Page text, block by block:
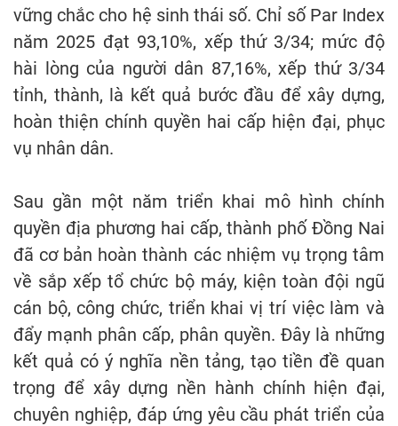
vững chắc cho hệ sinh thái số. Chỉ số Par Index
năm 2025 đạt 93,10%, xếp thứ 3/34; mức độ
hài lòng của người dân 87,16%, xếp thứ 3/34
tỉnh, thành, là kết quả bước đầu để xây dựng,
hoàn thiện chính quyền hai cấp hiện đại, phục
vụ nhân dân.
Sau gần một năm triển khai mô hình chính
quyền địa phương hai cấp, thành phố Đồng Nai
đã cơ bản hoàn thành các nhiệm vụ trọng tâm
về sắp xếp tổ chức bộ máy, kiện toàn đội ngũ
cán bộ, công chức, triển khai vị trí việc làm và
đẩy mạnh phân cấp, phân quyền. Đây là những
kết quả có ý nghĩa nền tảng, tạo tiền đề quan
trọng để xây dựng nền hành chính hiện đại,
chuyên nghiệp, đáp ứng yêu cầu phát triển của